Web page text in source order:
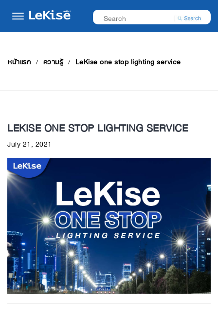
หน้าแรก ความรู้ LeKise one stop lighting service
LEKISE ONE STOP LIGHTING SERVICE
July 21, 2021